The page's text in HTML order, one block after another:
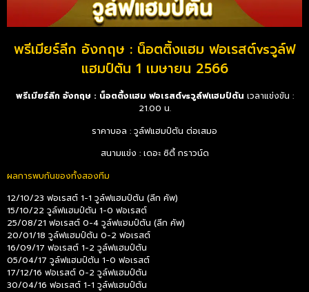
พรีเมียร์ลีก อังกฤษ : น็อตติ้งแฮม ฟอเรสต์vsวูล์ฟ
แฮมป์ตัน 1 เมษายน 2566
พรีเมียร์ลีก อังกฤษ : น็อตติ้งแฮม ฟอเรสต์vsวูล์ฟแฮมป์ตัน เวลาแข่งขัน :
21.00 น.
ราคาบอล : วูล์ฟแฮมป์ตัน ต่อเสมอ
สนามแข่ง : เดอะ ซิตี้ กราวน์ด
ผลการพบกันของทั้งสองทีม
12/10/23 ฟอเรสต์ 1-1 วูล์ฟแฮมป์ตัน (ลีก คัพ)
15/10/22 วูล์ฟแฮมป์ตัน 1-0 ฟอเรสต์
25/08/21 ฟอเรสต์ 0-4 วูล์ฟแฮมป์ตัน (ลีก คัพ)
20/01/18 วูล์ฟแฮมป์ตัน 0-2 ฟอเรสต์
16/09/17 ฟอเรสต์ 1-2 วูล์ฟแฮมป์ตัน
05/04/17 วูล์ฟแฮมป์ตัน 1-0 ฟอเรสต์
17/12/16 ฟอเรสต์ 0-2 วูล์ฟแฮมป์ตัน
30/04/16 ฟอเรสต์ 1-1 วูล์ฟแฮมป์ตัน